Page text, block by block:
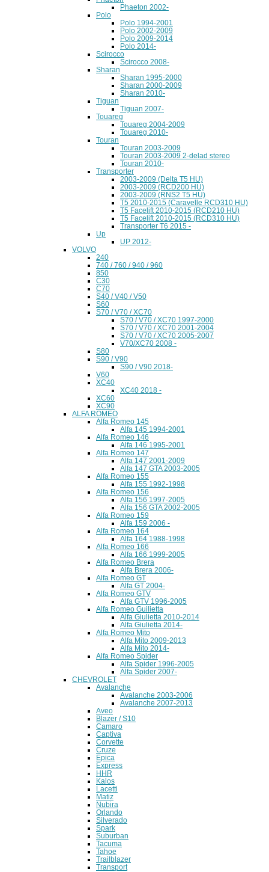
Phaeton 2002-
Polo
Polo 1994-2001
Polo 2002-2009
Polo 2009-2014
Polo 2014-
Scirocco
Scirocco 2008-
Sharan
Sharan 1995-2000
Sharan 2000-2009
Sharan 2010-
Tiguan
Tiguan 2007-
Touareg
Touareg 2004-2009
Touareg 2010-
Touran
Touran 2003-2009
Touran 2003-2009 2-delad stereo
Touran 2010-
Transporter
2003-2009 (Delta T5 HU)
2003-2009 (RCD200 HU)
2003-2009 (RNS2 T5 HU)
T5 2010-2015 (Caravelle RCD310 HU)
T5 Facelift 2010-2015 (RCD210 HU)
T5 Facelift 2010-2015 (RCD310 HU)
Transporter T6 2015 -
Up
UP 2012-
VOLVO
240
740 / 760 / 940 / 960
850
C30
C70
S40 / V40 / V50
S60
S70 / V70 / XC70
S70 / V70 / XC70 1997-2000
S70 / V70 / XC70 2001-2004
S70 / V70 / XC70 2005-2007
V70/XC70 2008 -
S80
S90 / V90
S90 / V90 2018-
V60
XC40
XC40 2018 -
XC60
XC90
ALFA ROMEO
Alfa Romeo 145
Alfa 145 1994-2001
Alfa Romeo 146
Alfa 146 1995-2001
Alfa Romeo 147
Alfa 147 2001-2009
Alfa 147 GTA 2003-2005
Alfa Romeo 155
Alfa 155 1992-1998
Alfa Romeo 156
Alfa 156 1997-2005
Alfa 156 GTA 2002-2005
Alfa Romeo 159
Alfa 159 2006 -
Alfa Romeo 164
Alfa 164 1988-1998
Alfa Romeo 166
Alfa 166 1999-2005
Alfa Romeo Brera
Alfa Brera 2006-
Alfa Romeo GT
Alfa GT 2004-
Alfa Romeo GTV
Alfa GTV 1996-2005
Alfa Romeo Guilietta
Alfa Giulietta 2010-2014
Alfa Giulietta 2014-
Alfa Romeo Mito
Alfa Mito 2009-2013
Alfa Mito 2014-
Alfa Romeo Spider
Alfa Spider 1996-2005
Alfa Spider 2007-
CHEVROLET
Avalanche
Avalanche 2003-2006
Avalanche 2007-2013
Aveo
Blazer / S10
Camaro
Captiva
Corvette
Cruze
Epica
Express
HHR
Kalos
Lacetti
Matiz
Nubira
Orlando
Silverado
Spark
Suburban
Tacuma
Tahoe
Trailblazer
Transport